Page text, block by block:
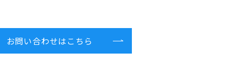
お問い合わせはこちら